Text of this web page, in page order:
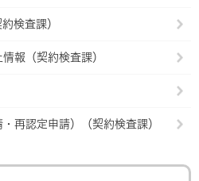
検査課）
報（契約検査課）
再認定申請）（契約検査課）